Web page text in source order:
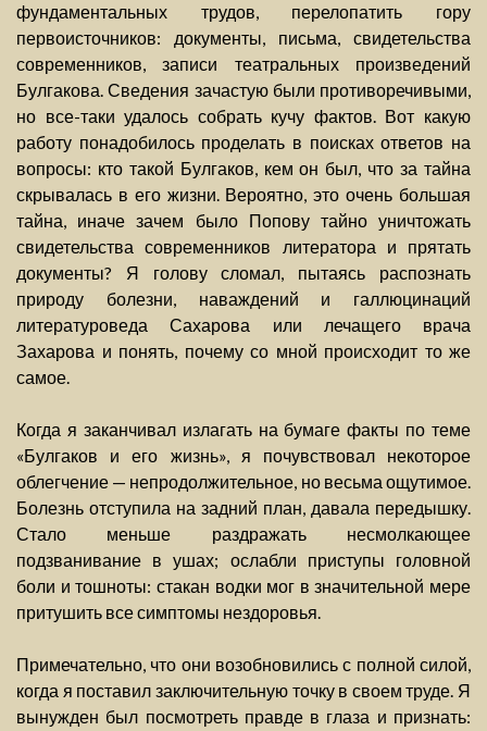
фундаментальных трудов, перелопатить гору
первоисточников: документы, письма, свидетельства
современников, записи театральных произведений
Булгакова. Сведения зачастую были противоречивыми,
но все-таки удалось собрать кучу фактов. Вот какую
работу понадобилось проделать в поисках ответов на
вопросы: кто такой Булгаков, кем он был, что за тайна
скрывалась в его жизни. Вероятно, это очень большая
тайна, иначе зачем было Попову тайно уничтожать
свидетельства современников литератора и прятать
документы? Я голову сломал, пытаясь распознать
природу болезни, наваждений и галлюцинаций
литературоведа Сахарова или лечащего врача
Захарова и понять, почему со мной происходит то же
самое.
Когда я заканчивал излагать на бумаге факты по теме
«Булгаков и его жизнь», я почувствовал некоторое
облегчение — непродолжительное, но весьма ощутимое.
Болезнь отступила на задний план, давала передышку.
Стало меньше раздражать несмолкающее
подзванивание в ушах; ослабли приступы головной
боли и тошноты: стакан водки мог в значительной мере
притушить все симптомы нездоровья.
Примечательно, что они возобновились с полной силой,
когда я поставил заключительную точку в своем труде. Я
вынужден был посмотреть правде в глаза и признать: